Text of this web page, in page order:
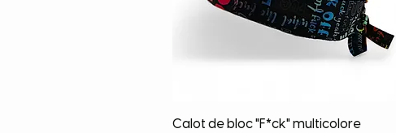
Quick View
Calot de bloc "F*ck" multicolore